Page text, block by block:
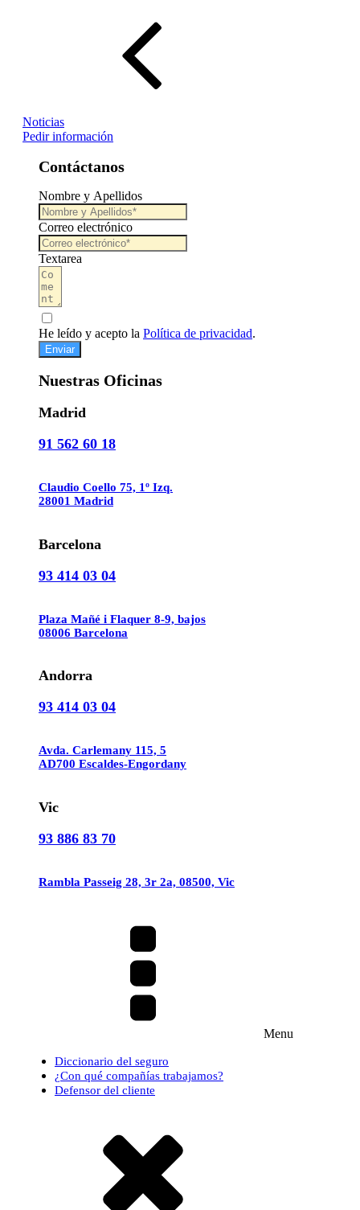
Noticias
Pedir información
Contáctanos
Nombre y Apellidos
Correo electrónico
Textarea
He leído y acepto la Política de privacidad.
Enviar
Nuestras Oficinas
Madrid
91 562 60 18
Claudio Coello 75, 1º Izq.
28001 Madrid
Barcelona
93 414 03 04
Plaza Mañé i Flaquer 8-9, bajos
08006 Barcelona
Andorra
93 414 03 04
Avda. Carlemany 115, 5
AD700 Escaldes-Engordany
Vic
93 886 83 70
Rambla Passeig 28, 3r 2a, 08500, Vic
Menu
Diccionario del seguro
¿Con qué compañías trabajamos?
Defensor del cliente